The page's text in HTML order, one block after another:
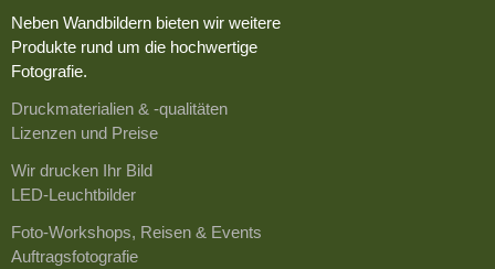
Neben Wandbildern bieten wir weitere
Produkte rund um die hochwertige
Fotografie.
Druckmaterialien & -qualitäten
Lizenzen und Preise
Wir drucken Ihr Bild
LED-Leuchtbilder
Foto-Workshops, Reisen & Events
Auftragsfotografie